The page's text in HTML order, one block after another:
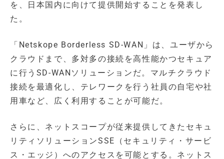
を、日本国内に向けて提供開始することを発表し
た。
「Netskope Borderless SD-WAN」は、ユーザから
クラウドまで、多対多の接続を高性能かつセキュア
に行うSD-WANソリューションだ。マルチクラウド
接続を最適化し、テレワークを行う社員の自宅や社
用車など、広く利用することが可能だ。
さらに、ネットスコープが従来提供してきたセキュ
リティソリューションSSE（セキュリティ・サービ
ス・エッジ）へのアクセスを可能とする。ネットス